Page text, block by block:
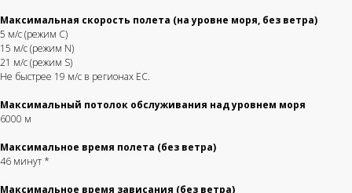
Максимальная скорость полета (на уровне моря, без ветра)
5 м/с (режим C)
15 м/с (режим N)
21 м/с (режим S)
Не быстрее 19 м/с в регионах ЕС.
Максимальный потолок обслуживания над уровнем моря
6000 м
Максимальное время полета (без ветра)
46 минут *
Максимальное время зависания (без ветра)